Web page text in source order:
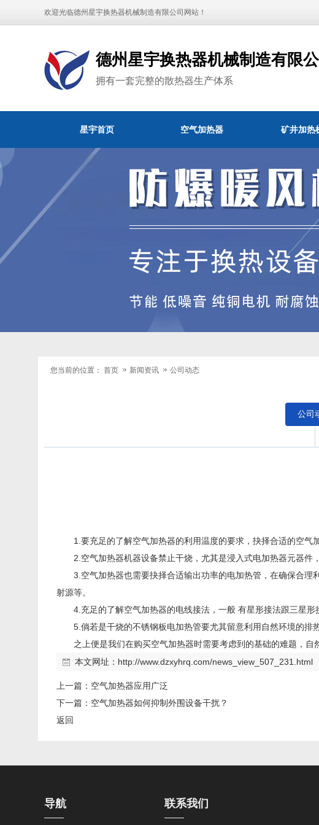
欢迎光临德州星宇换热器机械制造有限公司网站！
德州星宇换热器机械制造有限公
拥有一套完整的散热器生产体系
星宇首页 空气加热器 矿井加热
您当前的位置： 首页 新闻资讯 公司动态
公司
1.要充足的了解空气加热器的利用温度的要求，抉择合适的空气
2.空气加热器机器设备禁止干烧，尤其是浸入式电加热器元器件
3.空气加热器也需要抉择合适输出功率的电加热管，在确保合
射源等。
4.充足的了解空气加热器的电线接法，一般 有星形接法跟三星
5.倘若是干烧的不锈钢板电加热管要尤其留意利用自然环境的排
之上便是我们在购买空气加热器时需要考虑到的基础的难题，
本文网址： http://www.dzxyhrq.com/news_view_507_231.html
上一篇： 空气加热器应用广泛
下一篇： 空气加热器如何抑制外围设备干扰？
返回
导航 联系我们